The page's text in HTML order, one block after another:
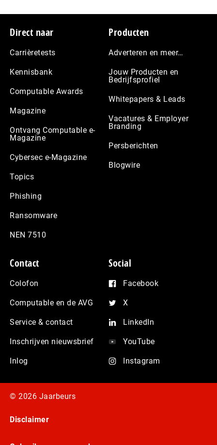
Footer
Direct naar
Carrièretests
Kennisbank
Computable Awards
Magazine
Ontvang Computable e-
Magazine
Cybersec e-Magazine
Topics
Phishing
Ransomware
NEN 7510
Producten
Adverteren en meer…
Jouw Producten en
Bedrijfsprofiel
Whitepapers & Leads
Vacatures & Employer
Branding
Persberichten
Blogwire
Contact
Colofon
Computable en de AVG
Service & contact
Inschrijven nieuwsbrief
Inlog
Social
Facebook
X
LinkedIn
YouTube
Instagram
© 2026 Jaarbeurs
Disclaimer